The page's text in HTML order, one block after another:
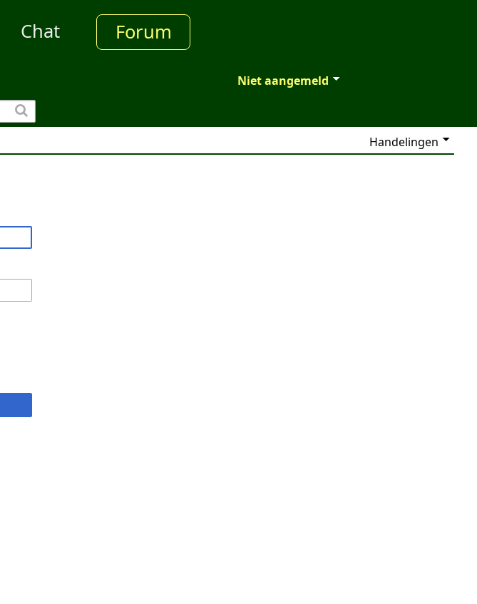
Chat Forum
Niet aangemeld
Handelingen